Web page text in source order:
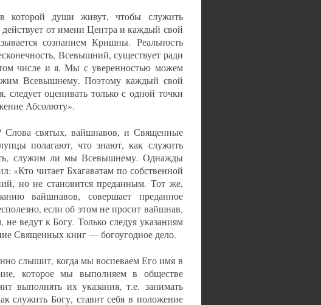
которой души живут, чтобы служить
от имени Центра и каждый свой
сознанием Кришны. Реальность
Всевышний, существует ради
числе и я. Мы с уверенностью можем
Всевышнему. Поэтому каждый свой
оценивать только с одной точки
Абсолюту».
Слова святых, вайшнавов, и Священные
полагают, что знают, как служить
служим ли мы Всевышнему. Однажды
«Кто читает Бхагаватам по собственной
но не становится преданным. Тот же,
вайшнавов, совершает преданное
если об этом не просит вайшнав,
ведут к Богу. Только следуя указаниям
Священных книг — богоугодное дело.
слышит, когда мы воспеваем Его имя в
которое мы выполняем в обществе
выполнять их указания, т.е. занимать
служить Богу, ставит себя в положение